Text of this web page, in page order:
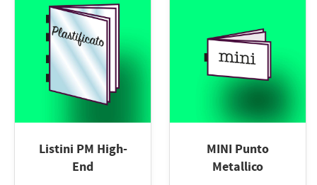
Listini PM High-
End
MINI Punto
Metallico